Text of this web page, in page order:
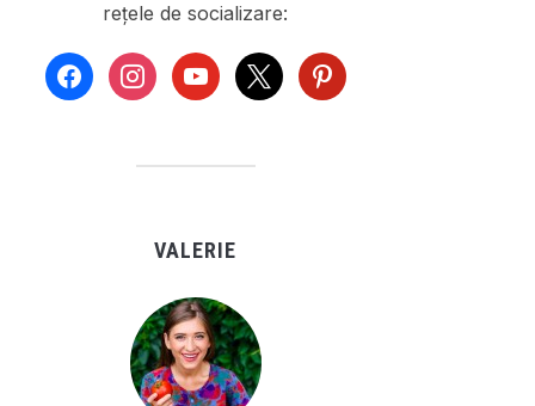
rețele de socializare:
facebookinstagramyoutube
x pinterest
VALERIE